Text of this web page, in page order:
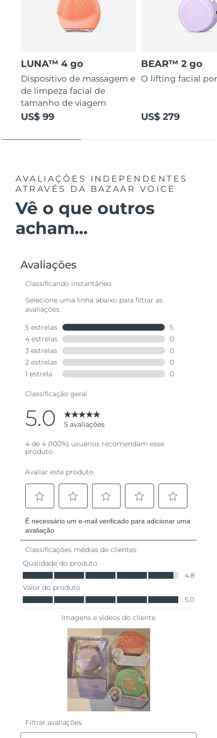
LUNA™ 4 go
Dispositivo de massagem e
de limpeza facial de
tamanho de viagem
US$ 99
BEAR™ 2 go
O lifting facial
US$ 279
AVALIAÇÕES INDEPENDENTES
ATRAVÉS DA BAZAAR VOICE
Vê o que outros
acham...